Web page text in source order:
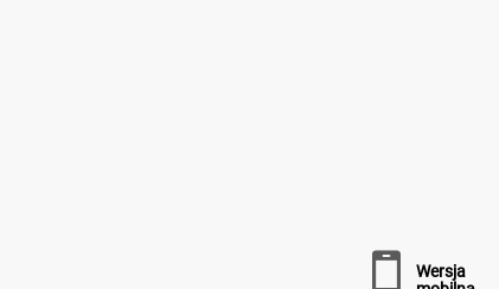
wersja